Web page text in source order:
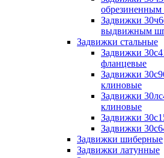
Задвижки
выдвижным
Задвижки стальные
Задвижки
фланцевые
Задвижки
клиновые
Задвижки
клиновые
Задвижки
Задвижки
Задвижки шиберные
Задвижки латунные